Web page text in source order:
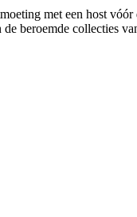
met een host
beroemde collecties